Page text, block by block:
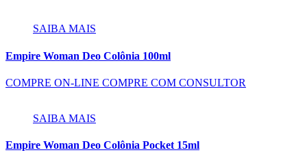
SAIBA MAIS
Empire Woman Deo Colônia 100ml
COMPRE ON-LINE COMPRE COM CONSULTOR
SAIBA MAIS
Empire Woman Deo Colônia Pocket 15ml